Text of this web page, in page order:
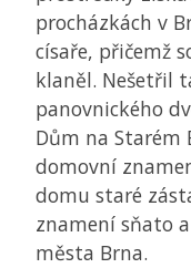
procházkách v
císaře, přičemž
klaněl. Nešetřil
panovnického
Dům na Starém
domovní
domu staré
znamení sňato
města Brna.